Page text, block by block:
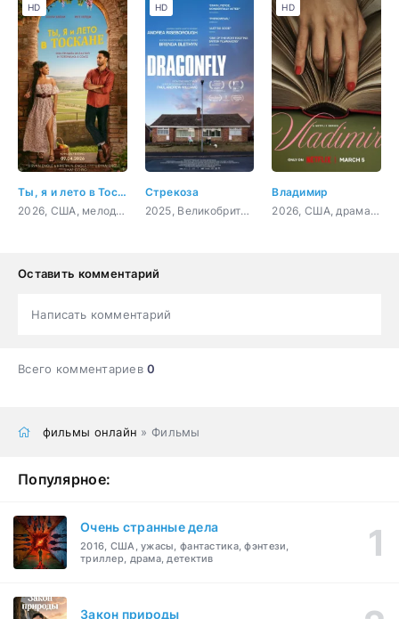
Ты, я и лето в Тоскане
2026, США, мелодрама, комедия
HD
Стрекоза
2025, Великобритания, триллер, драма
HD
Владимир
2026, США, драма, комедия
HD
Оставить комментарий
Написать комментарий
Всего комментариев0
фильмы онлайн » Фильмы
Популярное:
Очень странные дела
2016, США, ужасы, фантастика, фэнтези,
триллер, драма, детектив
Закон природы